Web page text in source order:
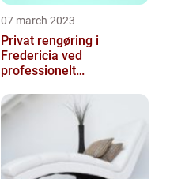
07 march 2023
Privat rengøring i
Fredericia ved
professionelt